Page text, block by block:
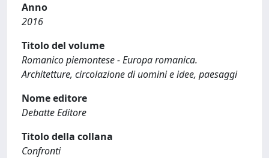
Anno
2016
Titolo del volume
Romanico piemontese - Europa romanica.
Architetture, circolazione di uomini e idee, paesaggi
Nome editore
Debatte Editore
Titolo della collana
Confronti